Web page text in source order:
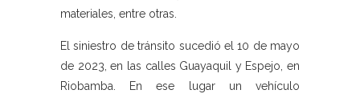
materiales, entre otras.
El siniestro de tránsito sucedió el 10 de mayo
de 2023, en las calles Guayaquil y Espejo, en
Riobamba. En ese lugar un vehículo